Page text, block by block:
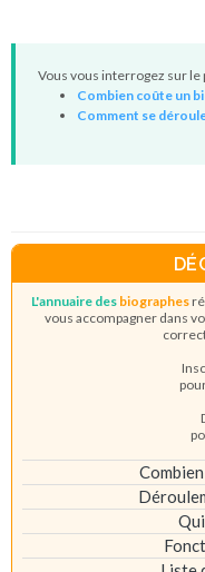
Vous vous interrogez sur
Combien coûte un
Comment se
L'annuaire des biographes
vous accompagner dans